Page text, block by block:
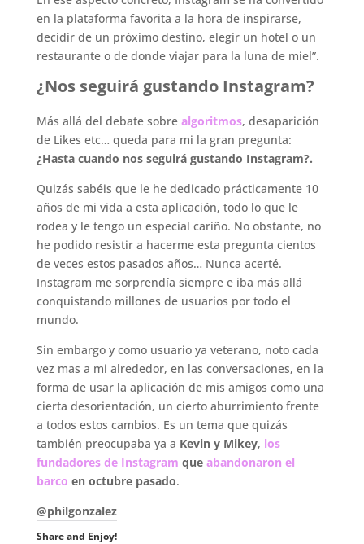
en la plataforma favorita a la hora de inspirarse,
decidir de un próximo destino, elegir un hotel o un
restaurante o de donde viajar para la luna de miel”.
¿Nos seguirá gustando Instagram?
Más allá del debate sobre algoritmos, desaparición
de Likes etc… queda para mi la gran pregunta:
¿Hasta cuando nos seguirá gustando Instagram?.
Quizás sabéis que le he dedicado prácticamente 10
años de mi vida a esta aplicación, todo lo que le
rodea y le tengo un especial cariño. No obstante, no
he podido resistir a hacerme esta pregunta cientos
de veces estos pasados años… Nunca acerté.
Instagram me sorprendía siempre e iba más allá
conquistando millones de usuarios por todo el
mundo.
Sin embargo y como usuario ya veterano, noto cada
vez mas a mi alrededor, en las conversaciones, en la
forma de usar la aplicación de mis amigos como una
cierta desorientación, un cierto aburrimiento frente
a todos estos cambios. Es un tema que quizás
también preocupaba ya a Kevin y Mikey, los
fundadores de Instagram que abandonaron el
barco en octubre pasado.
@philgonzalez
Share and Enjoy!